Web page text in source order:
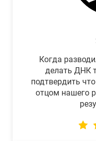
Когда
делать ДНК
подтвердить
отцом нашего